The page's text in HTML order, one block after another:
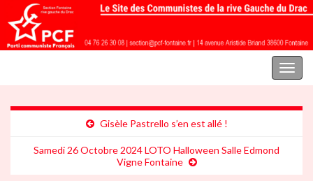
Toggle
Gisèle Pastrello s’en est allé !
Samedi 26 Octobre 2024 LOTO Halloween Salle Edmond
Vigne Fontaine